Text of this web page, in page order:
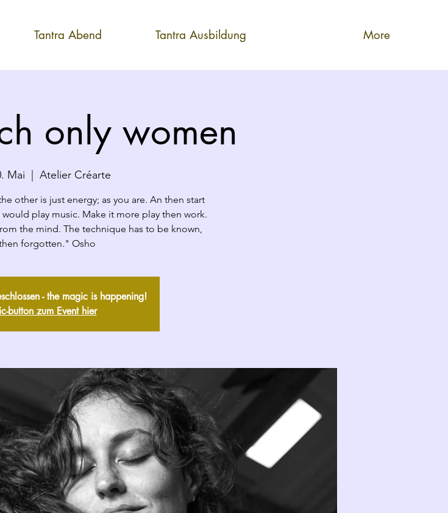
Tantra Abend Tantra Ausbildung More
only women
Mai Atelier Créarte
other is just energy; as you are. An then start
play music. Make it more play then work.
the mind. The technique has to be known,
forgotten." Osho
- the magic is happening!
button zum Event hier